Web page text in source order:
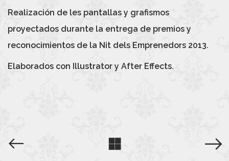
Realización de les pantallas y grafismos
proyectados durante la entrega de premios y
reconocimientos de la Nit dels Emprenedors 2013.
Elaborados con Illustrator y After Effects.